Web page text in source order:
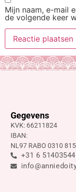
Mijn naam, e-mail
de volgende keer
Gegevens
KVK: 66211824
IBAN:
NL97 RABO 0310
+31 6 51403544